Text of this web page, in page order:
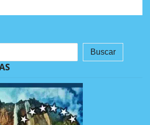
Buscar